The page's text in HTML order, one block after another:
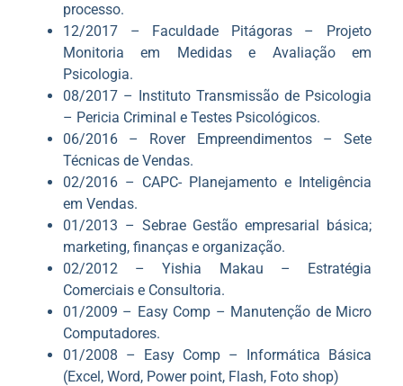
processo.
12/2017 – Faculdade Pitágoras – Projeto
Monitoria em Medidas e Avaliação em
Psicologia.
08/2017 – Instituto Transmissão de Psicologia
– Pericia Criminal e Testes Psicológicos.
06/2016 – Rover Empreendimentos – Sete
Técnicas de Vendas.
02/2016 – CAPC- Planejamento e Inteligência
em Vendas.
01/2013 – Sebrae Gestão empresarial básica;
marketing, finanças e organização.
02/2012 – Yishia Makau – Estratégia
Comerciais e Consultoria.
01/2009 – Easy Comp – Manutenção de Micro
Computadores.
01/2008 – Easy Comp – Informática Básica
(Excel, Word, Power point, Flash, Foto shop)